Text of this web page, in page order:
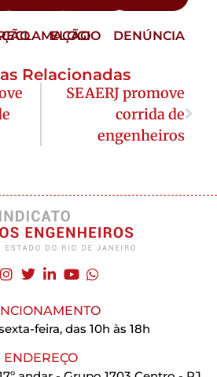
ELOGIO DENÚNCIA
Relacionadas
SEAERJ promove
corrida de
engenheiros
feira, das 10h às 18h
ENDEREÇO